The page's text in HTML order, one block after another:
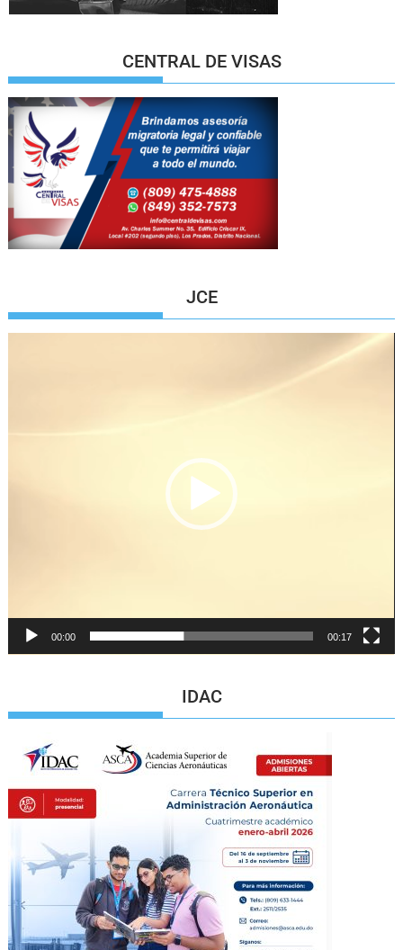
CENTRAL DE VISAS
JCE
00:00 00:17
IDAC